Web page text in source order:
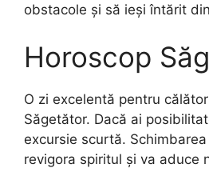
obstacole și să ieși întărit
Horoscop
O zi excelentă pentru
Săgetător. Dacă ai
excursie scurtă.
revigora spiritul și va aduce